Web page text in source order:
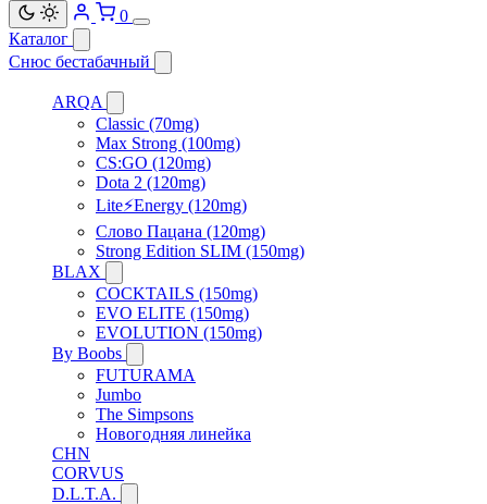
0
Каталог
Снюс бестабачный
ARQA
Classic (70mg)
Max Strong (100mg)
CS:GO (120mg)
Dota 2 (120mg)
Lite⚡Energy (120mg)
Слово Пацана (120mg)
Strong Edition SLIM (150mg)
BLAX
COCKTAILS (150mg)
EVO ELITE (150mg)
EVOLUTION (150mg)
By Boobs
FUTURAMA
Jumbo
The Simpsons
Новогодняя линейка
CHN
CORVUS
D.L.T.A.